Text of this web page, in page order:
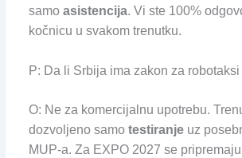
samo asistencija. Vi ste 100%
kočnicu u svakom trenutku.
P: Da li Srbija ima zakon za
O: Ne za komercijalnu upotrebu.
dozvoljeno samo testiranjeuz
MUP-a. Za EXPO 2027 se